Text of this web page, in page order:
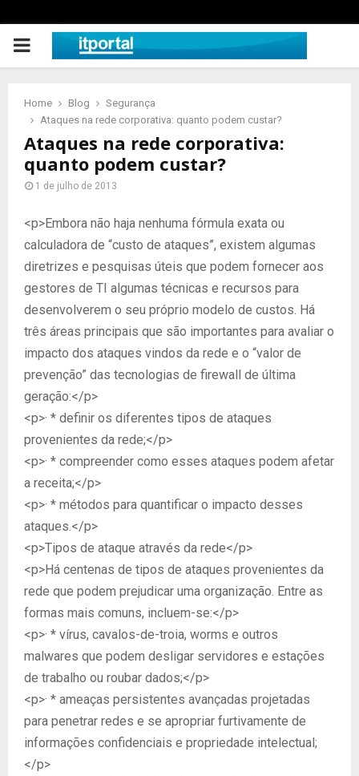
PRIMARY
Home Blog
Segurança
Ataques na rede corporativa: quanto podem custar?
Ataques na rede corporativa:
quanto podem custar?
1 de julho de 2013
<p>Embora não haja nenhuma fórmula exata ou
calculadora de “custo de ataques”, existem algumas
diretrizes e pesquisas úteis que podem fornecer aos
gestores de TI algumas técnicas e recursos para
desenvolverem o seu próprio modelo de custos. Há
três áreas principais que são importantes para avaliar o
impacto dos ataques vindos da rede e o “valor de
prevenção” das tecnologias de firewall de última
geração:</p>
<p>· * definir os diferentes tipos de ataques
provenientes da rede;</p>
<p>· * compreender como esses ataques podem afetar
a receita;</p>
<p>· * métodos para quantificar o impacto desses
ataques.</p>
<p>Tipos de ataque através da rede</p>
<p>Há centenas de tipos de ataques provenientes da
rede que podem prejudicar uma organização. Entre as
formas mais comuns, incluem-se:</p>
<p>· * vírus, cavalos-de-troia, worms e outros
malwares que podem desligar servidores e estações
de trabalho ou roubar dados;</p>
<p>· * ameaças persistentes avançadas projetadas
para penetrar redes e se apropriar furtivamente de
informações confidenciais e propriedade intelectual;
</p>